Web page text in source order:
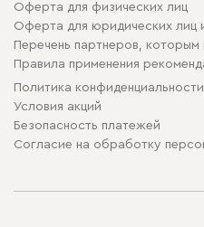
Оферта для физических лиц
Оферта для юридических лиц
Перечень партнеров,
Правила применения
Политика конфиденциальности
Условия акций
Безопасность платежей
Cогласие на обработку